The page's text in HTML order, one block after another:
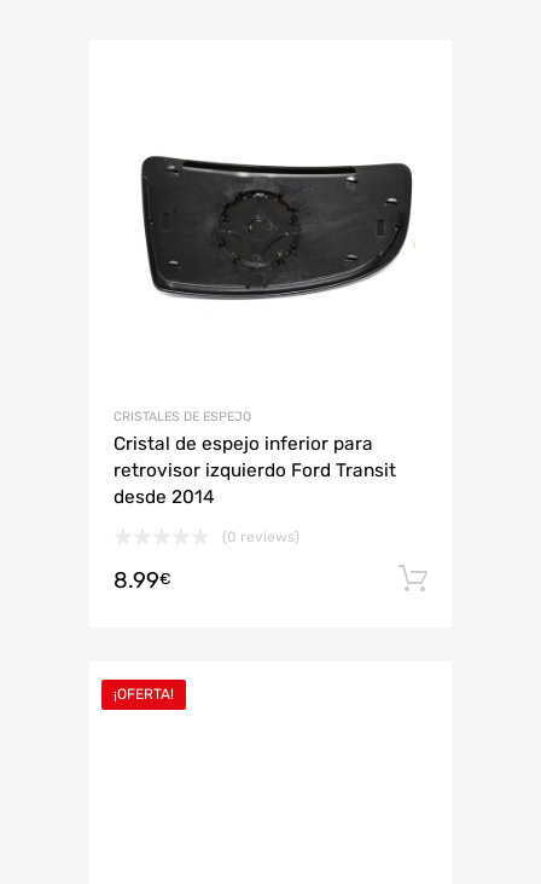
CRISTALES DE ESPEJO
Cristal de espejo inferior para
retrovisor izquierdo Ford Transit
desde 2014
(0 reviews)
8.99€
¡OFERTA!